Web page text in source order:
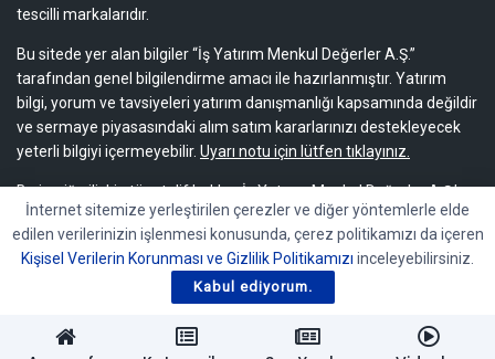
tescilli markalarıdır.
Bu sitede yer alan bilgiler “İş Yatırım Menkul Değerler A.Ş.”
tarafından genel bilgilendirme amacı ile hazırlanmıştır. Yatırım
bilgi, yorum ve tavsiyeleri yatırım danışmanlığı kapsamında değildir
ve sermaye piyasasındaki alım satım kararlarınızı destekleyecek
yeterli bilgiyi içermeyebilir. Uyarı notu için lütfen tıklayınız.
Bu içeriğe ilişkin tüm telif hakları İş Yatırım Menkul Değerler A.Ş.’ye
aittir. Bu içerik, açık iznimiz olmaksızın başkaları tarafından
herhangi bir amaçla, kısmen veya tamamen çoğaltılamaz,
dağıtılamaz, yayımlanamaz veya değiştirilemez.
İnternet sitemize yerleştirilen çerezler ve diğer yöntemlerle elde
edilen verilerinizin işlenmesi konusunda, çerez politikamızı da içeren
Kişisel Verilerin Korunması ve Gizlilik Politikamızı inceleyebilirsiniz.
Kabul ediyorum.